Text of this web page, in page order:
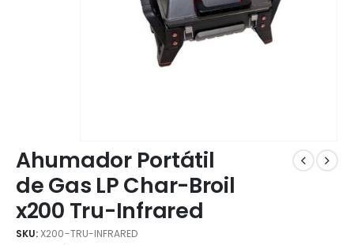
Ahumador Portátil
de Gas LP Char-Broil
x200 Tru-Infrared
SKU:X200-TRU-INFRARED